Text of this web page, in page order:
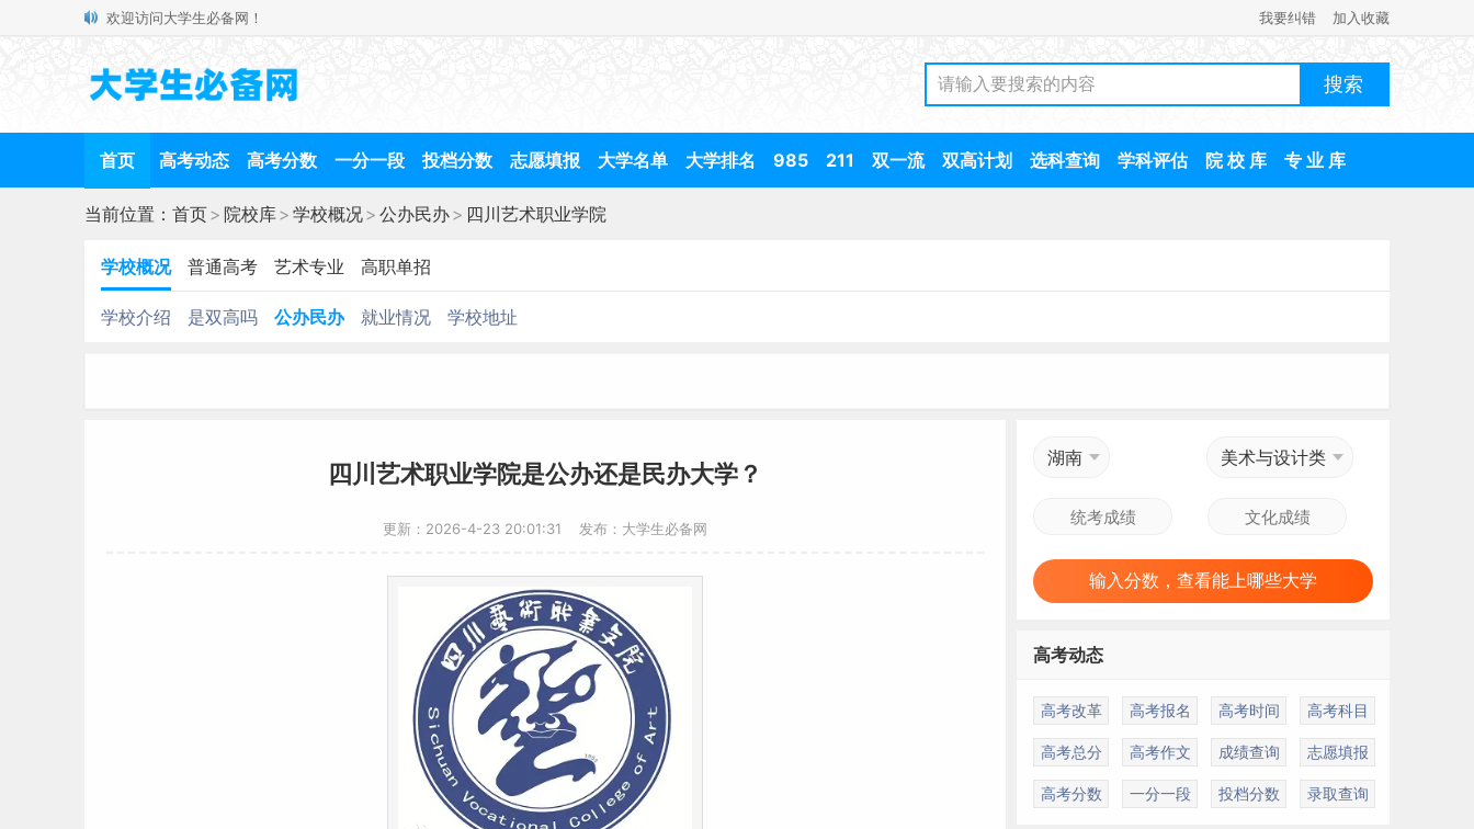
欢迎访问大学生必备网！ 我要纠错 加入收藏
首页 高考动态 高考分数 一分一段 投档分数 志愿填报 大学名单 大学排名 985 211 双一流 双高计划 选科查询 学科评估 院 校 库 专 业 库
当前位置： 首页> 院校库> 学校概况> 公办民办> 四川艺术职业学院
学校概况 普通高考 艺术专业 高职单招
学校介绍 是双高吗 公办民办 就业情况 学校地址
四川艺术职业学院是公办还是民办大学？
更新：2026-4-23 20:01:31 发布：大学生必备网
湖南 美术与设计类
输入分数，查看能上哪些大学
高考动态
高考改革 高考报名 高考时间 高考科目
高考总分 高考作文 成绩查询 志愿填报
高考分数 一分一段 投档分数 录取查询